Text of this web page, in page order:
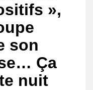
»,
son
Ça
nuit